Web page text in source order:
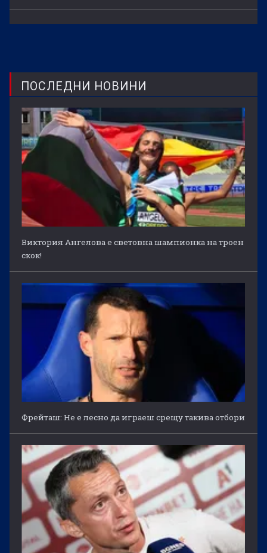
ПОСЛЕДНИ НОВИНИ
Виктория Ангелова е световна шампионка на троен
скок!
Фрейташ: Не е лесно да играеш срещу такива отбори